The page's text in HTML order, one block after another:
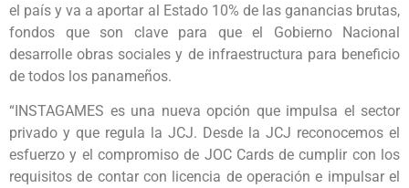
el país y va a aportar al Estado 10% de las ganancias brutas,
fondos que son clave para que el Gobierno Nacional
desarrolle obras sociales y de infraestructura para beneficio
de todos los panameños.
“INSTAGAMES es una nueva opción que impulsa el sector
privado y que regula la JCJ. Desde la JCJ reconocemos el
esfuerzo y el compromiso de JOC Cards de cumplir con los
requisitos de contar con licencia de operación e impulsar el